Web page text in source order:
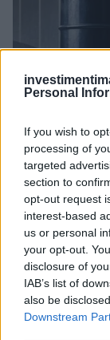
Personal
If you wish to
processing of
targeted
section to
opt-out request
interest-based
us or personal
your opt-out.
disclosure of
IAB’s list of
also be
Downstream
Petrolio in calo:
materie prime
Andrea Innocenti · 6
NEWS